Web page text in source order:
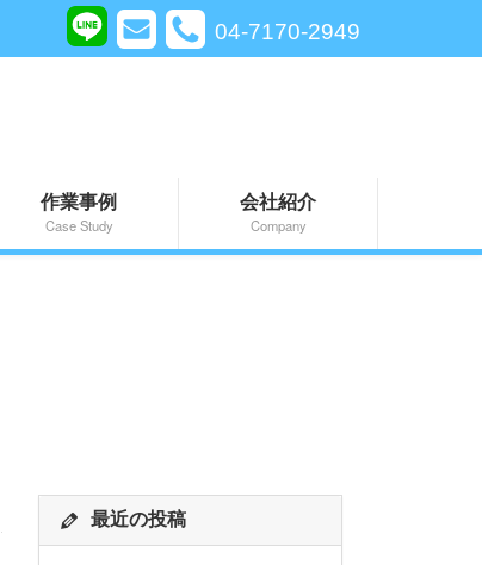
04-7170-2949
作業事例
Case Study
会社紹介
Company
最近の投稿